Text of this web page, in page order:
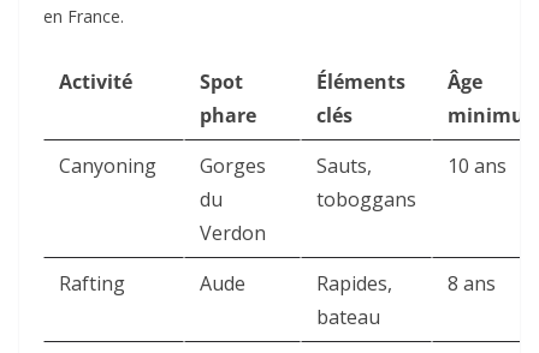
en France.
Activité
Spot
phare
Éléments
clés
Âge
Canyoning
Gorges
du
Verdon
Sauts,
toboggans
10 ans
Rafting Aude
Rapides,
bateau
8 ans